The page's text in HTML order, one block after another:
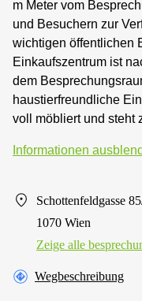
m Meter vom
und Besuchern zur
wichtigen öffentlichen
Einkaufszentrum ist
dem
haustierfreundliche
voll möbliert und steht
Informationen
Schottenfeldgasse
1070 Wien
Zeige alle
Wegbeschreibung